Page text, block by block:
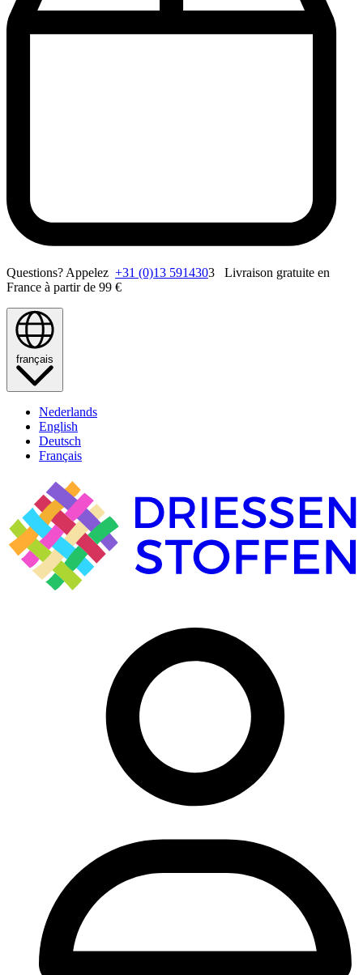
Questions? Appelez +31 (0)13 5914303 Livraison gratuite en
France à partir de 99 €
français
Nederlands
English
Deutsch
Français